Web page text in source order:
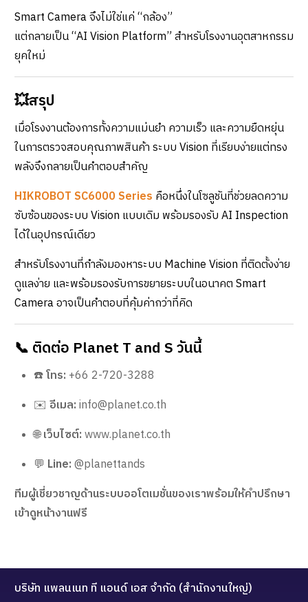
Smart Camera จึงไม่ใช่แค่ “กล้อง”
แต่กลายเป็น “AI Vision Platform” สำหรับโรงงานอุตสาหกรรม
ยุคใหม่
💥สรุป
เมื่อโรงงานต้องการทั้งความแม่นยำ ความเร็ว และความยืดหยุ่น
ในการตรวจสอบคุณภาพสินค้า ระบบ Vision ที่เรียบง่ายแต่ทรง
พลังจึงกลายเป็นคำตอบสำคัญ
HIKROBOT SC6000 Series คือหนึ่งในโซลูชันที่ช่วยลดความ
ซับซ้อนของระบบ Vision แบบเดิม พร้อมรองรับ AI Inspection
ได้ในอุปกรณ์เดียว
สำหรับโรงงานที่กำลังมองหาระบบ Machine Vision ที่ติดตั้งง่าย
ดูแลง่าย และพร้อมรองรับการขยายระบบในอนาคต Smart
Camera อาจเป็นคำตอบที่คุ้มค่ากว่าที่คิด
📞 ติดต่อ Planet T and S วันนี้
☎️โทร: +66 2-720-3288
✉️ อีเมล:info@planet.co.th
🌐เว็บไซต์:www.planet.co.th
💬 Line:@planettands
ทีมผู้เชี่ยวชาญด้านระบบออโตเมชั่นของเราพร้อมให้คำปรึกษา
เข้าดูหน้างานฟรี
บริษัท แพลนเนท ที แอนด์ เอส จำกัด (สำนักงานใหญ่)